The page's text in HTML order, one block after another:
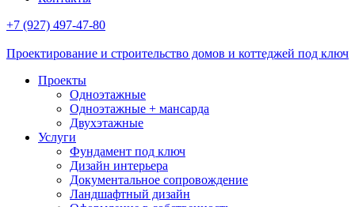
+7 (927) 497-47-80
Проектирование и строительство домов и коттеджей под ключ
Проекты
Одноэтажные
Одноэтажные + мансарда
Двухэтажные
Услуги
Фундамент под ключ
Дизайн интерьера
Документальное сопровождение
Ландшафтный дизайн